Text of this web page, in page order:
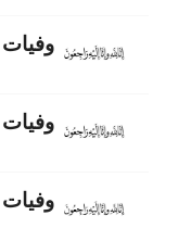
وفيات
وفيات
وفيات